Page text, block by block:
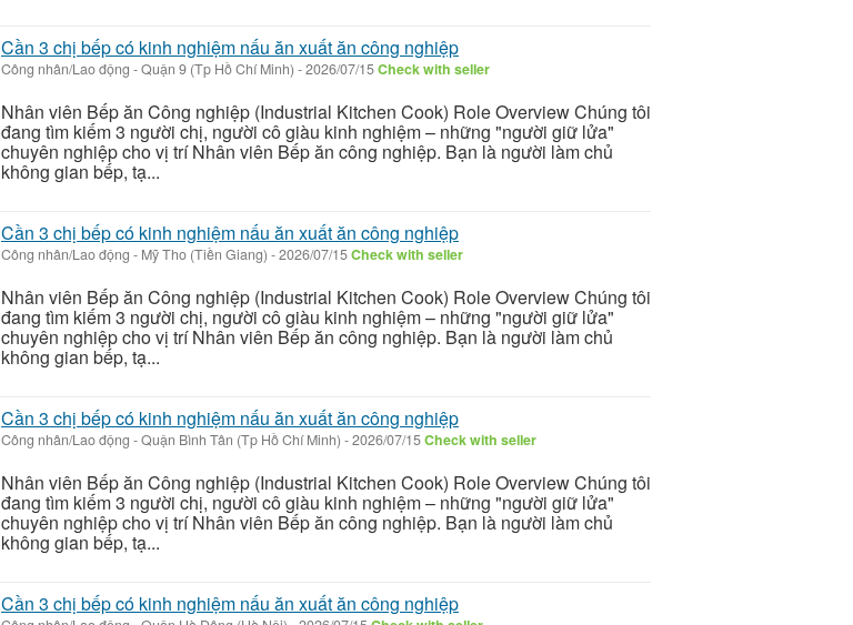
Cần 3 chị bếp có kinh nghiệm nấu ăn xuất ăn công nghiệp
Công nhân/Lao động -Quận 9 (Tp Hồ Chí Minh) -2026/07/15Check with seller
Nhân viên Bếp ăn Công nghiệp (Industrial Kitchen Cook) Role Overview Chúng tôi
đang tìm kiếm 3 người chị, người cô giàu kinh nghiệm – những "người giữ lửa"
chuyên nghiệp cho vị trí Nhân viên Bếp ăn công nghiệp. Bạn là người làm chủ
không gian bếp, tạ...
Cần 3 chị bếp có kinh nghiệm nấu ăn xuất ăn công nghiệp
Công nhân/Lao động - Mỹ Tho (Tiền Giang) -2026/07/15Check with seller
Nhân viên Bếp ăn Công nghiệp (Industrial Kitchen Cook) Role Overview Chúng tôi
đang tìm kiếm 3 người chị, người cô giàu kinh nghiệm – những "người giữ lửa"
chuyên nghiệp cho vị trí Nhân viên Bếp ăn công nghiệp. Bạn là người làm chủ
không gian bếp, tạ...
Cần 3 chị bếp có kinh nghiệm nấu ăn xuất ăn công nghiệp
Công nhân/Lao động -Quận Bình Tân (Tp Hồ Chí Minh) -2026/07/15Check with seller
Nhân viên Bếp ăn Công nghiệp (Industrial Kitchen Cook) Role Overview Chúng tôi
đang tìm kiếm 3 người chị, người cô giàu kinh nghiệm – những "người giữ lửa"
chuyên nghiệp cho vị trí Nhân viên Bếp ăn công nghiệp. Bạn là người làm chủ
không gian bếp, tạ...
Cần 3 chị bếp có kinh nghiệm nấu ăn xuất ăn công nghiệp